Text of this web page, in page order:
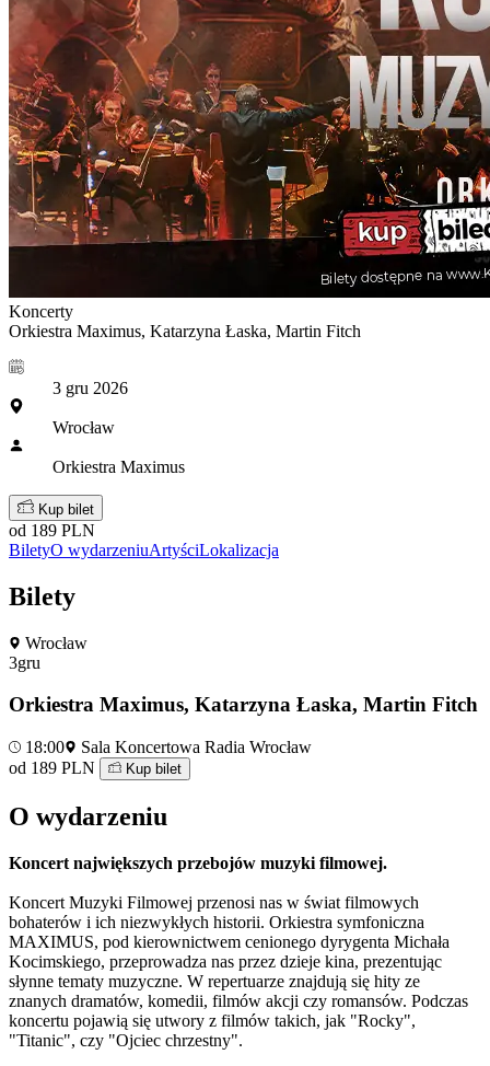
Koncerty
Orkiestra Maximus, Katarzyna Łaska, Martin Fitch
3 gru 2026
Wrocław
Orkiestra Maximus
Kup bilet
od 189 PLN
BiletyO wydarzeniuArtyściLokalizacja
Bilety
Wrocław
3gru
Orkiestra Maximus, Katarzyna Łaska, Martin Fitch
18:00
Sala Koncertowa Radia Wrocław
od 189 PLN
Kup bilet
O wydarzeniu
Koncert największych przebojów muzyki filmowej.
Koncert Muzyki Filmowej przenosi nas w świat filmowych
bohaterów i ich niezwykłych historii. Orkiestra symfoniczna
MAXIMUS, pod kierownictwem cenionego dyrygenta Michała
Kocimskiego, przeprowadza nas przez dzieje kina, prezentując
słynne tematy muzyczne. W repertuarze znajdują się hity ze
znanych dramatów, komedii, filmów akcji czy romansów. Podczas
koncertu pojawią się utwory z filmów takich, jak "Rocky",
"Titanic", czy "Ojciec chrzestny".